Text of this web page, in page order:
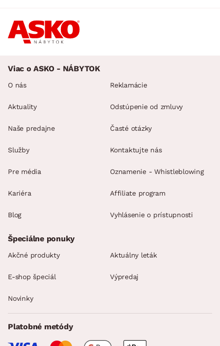
Viac o ASKO - NÁBYTOK
O nás
Aktuality
Naše predajne
Služby
Pre média
Kariéra
Blog
Reklamácie
Odstúpenie od zmluvy
Časté otázky
Kontaktujte nás
Oznamenie - Whistleblowing
Affiliate program
Vyhlásenie o prístupnosti
Špeciálne ponuky
Akčné produkty Aktuálny leták
E-shop špeciál Výpredaj
Novinky
Platobné metódy